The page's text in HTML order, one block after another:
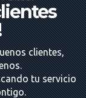
clientes,
tu servicio